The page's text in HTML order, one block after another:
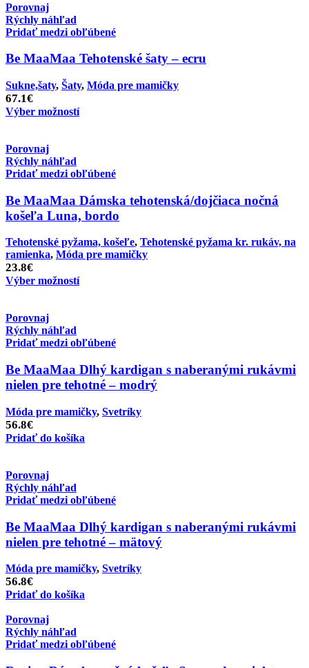
Porovnaj
Rýchly náhľad
Pridať medzi obľúbené
Be MaaMaa Tehotenské šaty – ecru
Sukne,šaty, Šaty, Móda pre mamičky
67.1€
Výber možností
Porovnaj
Rýchly náhľad
Pridať medzi obľúbené
Be MaaMaa Dámska tehotenská/dojčiaca nočná
košeľa Luna, bordo
Tehotenské pyžama, košeľe, Tehotenské pyžama kr. rukáv, na
ramienka, Móda pre mamičky
23.8€
Výber možností
Porovnaj
Rýchly náhľad
Pridať medzi obľúbené
Be MaaMaa Dlhý kardigan s naberanými rukávmi
nielen pre tehotné – modrý
Móda pre mamičky, Svetríky
56.8€
Pridať do košíka
Porovnaj
Rýchly náhľad
Pridať medzi obľúbené
Be MaaMaa Dlhý kardigan s naberanými rukávmi
nielen pre tehotné – mätový
Móda pre mamičky, Svetríky
56.8€
Pridať do košíka
Porovnaj
Rýchly náhľad
Pridať medzi obľúbené